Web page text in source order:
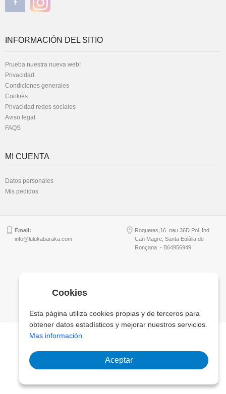
INFORMACIÓN DEL SITIO
Prueba nuestra nueva web!
Privacidad
Condiciones generales
Cookies
Privacidad redes sociales
Aviso legal
FAQS
MI CUENTA
Datos personales
Mis pedidos
Email:
info@lulukabaraka.com
Roquetes,16 nau 36D Pol. Ind.
Can Magre, Santa Eulàlia de
Ronçana - B64956949
Cookies
Esta página utiliza cookies propias y de terceros para
obtener datos estadísticos y mejorar nuestros servicios.
Mas información
Aceptar